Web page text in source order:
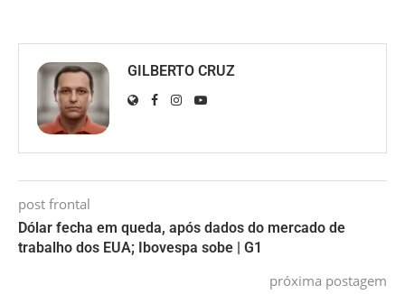
GILBERTO CRUZ
post frontal
Dólar fecha em queda, após dados do mercado de
trabalho dos EUA; Ibovespa sobe | G1
próxima postagem